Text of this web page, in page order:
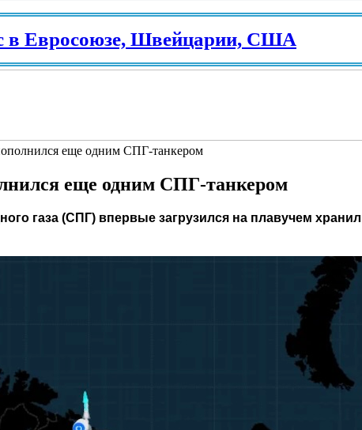
Швейцарии, США
еще одним СПГ-танкером
еще одним СПГ-танкером
газа (СПГ) впервые загрузился на плавучем